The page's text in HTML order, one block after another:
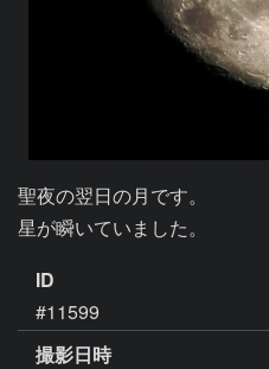
聖夜の翌日の月です。
星が瞬いていました。
ID
#11599
撮影日時